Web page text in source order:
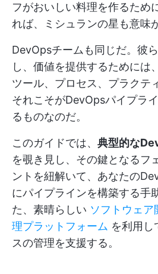
フがおいしい料理を作るため
れば、ミシュランの星も意味
DevOpsチームも同じだ。彼
し、価値を提供するためには
ツール、プロセス、プラクテ
それこそがDevOpsパイプラ
るものなのだ。
このガイドでは、 典型的な
を覗き見し、その鍵となるフ
ントを紐解いて、あなたの
にパイプラインを構築する手
た、素晴らしい ソフトウェア
理プラットフォーム を利用し
スの管理を支援する。